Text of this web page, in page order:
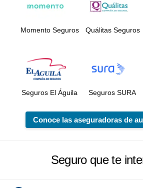
Momento Seguros Quálitas Seguros
Seguros El Águila Seguros SURA
Conoce las aseguradoras de
Seguro que te